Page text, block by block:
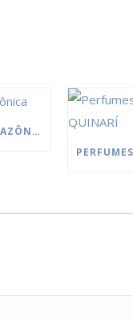
MANTEIGAS DA FLORESTA AMAZÔNICA